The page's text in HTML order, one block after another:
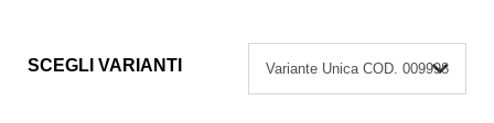
SCEGLI VARIANTI